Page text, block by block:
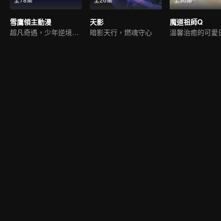
雪鷹領主動漫
超凡奇遇，少年逆境重生
天影
暗影天行，燃魂守心
魔道祖師Q
溫馨治癒的可愛